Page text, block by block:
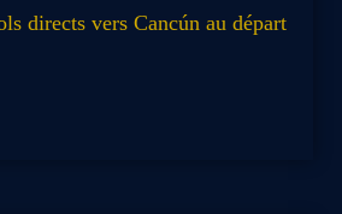
directs vers Cancún au départ